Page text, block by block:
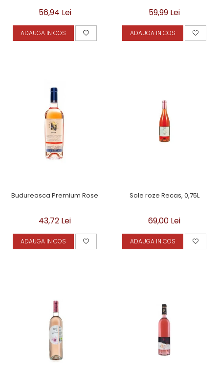
56,94 Lei
ADAUGA IN COS
59,99 Lei
ADAUGA IN COS
Budureasca Premium Rose
43,72 Lei
ADAUGA IN COS
Sole roze Recas, 0,75L
69,00 Lei
ADAUGA IN COS